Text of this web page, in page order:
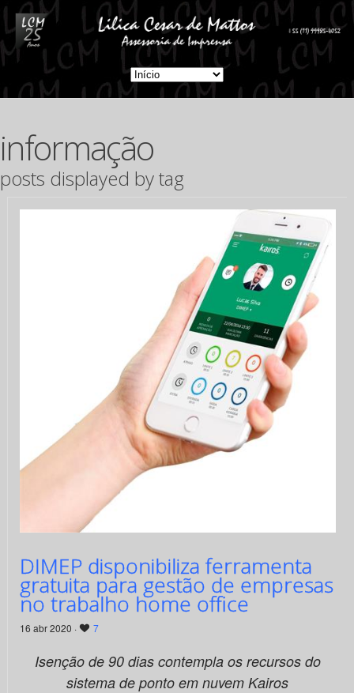
informação
posts displayed by tag
DIMEP disponibiliza ferramenta
gratuita para gestão de empresas
no trabalho home office
16 abr 2020 · 7
Isenção de 90 dias contempla os recursos do
sistema de ponto em nuvem Kairos